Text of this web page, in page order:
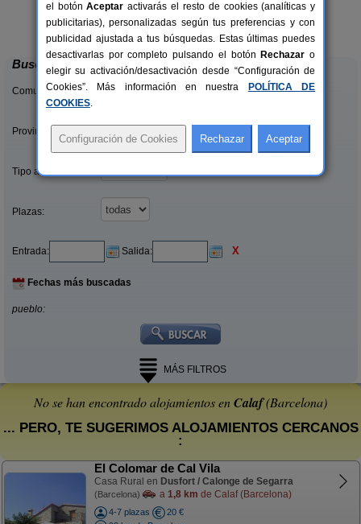
6+6 pers.
desde25 €
El Mas de Tous
Sant Martí de Tous (Barcelona)
Buscar
Comunidades:
Provincias/Islas:
Tipo alquiler:
Plazas:
Entrada: Salida: X
Fechas más buscadas
pueblo:
MÁS FILTROS
No se han encontrado alojamientos enCalaf(Barcelona)
... PERO, TE SUGERIMOS ALOJAMIENTOS CERCANOS
:
El Colomar de Cal Vila
Casa Rural en Dusfort / Calonge de Segarra
(Barcelona) a 1,8 km de Calaf (Barcelona)
4-7 plazas
20 €
el botónAceptar activarás el resto de cookies (analíticas y
publicitarias), personalizadas según tus preferencias y con
publicidad ajustada a tus búsquedas. Estas últimas puedes
desactivarlas por completo pulsando el botón Rechazar o
elegir su activación/desactivación desde “Configuración de
Cookies”. Más información en nuestra
POLÍTICA DE
COOKIES.